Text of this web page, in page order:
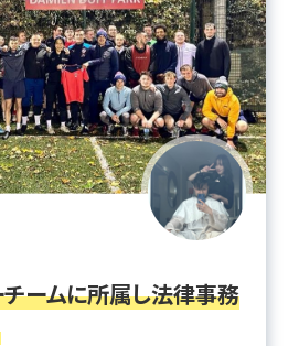
ームに所属し法律事務